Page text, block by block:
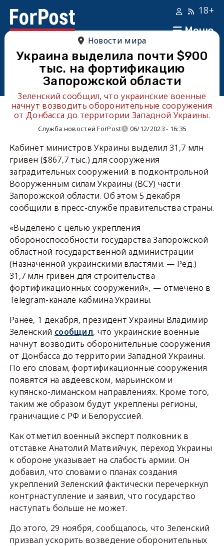
Меню
18+
Новости мира
Украина выделила почти $900
тыс. на фортификацию
Запорожской области
Зеленский сообщил, что украинские военные
начнут возводить оборонительные сооружения
от Донбасса до территории Западной Украины.
Служба новостей ForPost 06/12/2023 - 16:35
Кабинет министров Украины выделил 31,7 млн
гривен ($867,7 тыс.) для сооружения
заградительных сооружений в подконтрольной
Вооруженным силам Украины (ВСУ) части
Запорожской области. Об этом 5 декабря
сообщили в пресс-службе правительства страны.
«Выделено с целью укрепления
обороноспособности государства Запорожской
областной государственной администрации
(Назначенной украинскими властями. — Ред.)
31,7 млн гривен для строительства
фортификационных сооружений», — отмечено в
Telegram-канале кабмина Украины.
Ранее, 1 декабря, президент Украины Владимир
Зеленский сообщил, что украинские военные
начнут возводить оборонительные сооружения
от Донбасса до территории Западной Украины.
По его словам, фортификационные сооружения
появятся на авдеевском, марьинском и
купянско-лиманском направлениях. Кроме того,
таким же образом будут укреплены регионы,
граничащие с РФ и Белоруссией.
Как отметил военный эксперт полковник в
отставке Анатолий Матвийчук, переход Украины
к обороне указывает на слабость армии. Он
добавил, что словами о планах создания
укреплений Зеленский фактически перечеркнул
контрнаступление и заявил, что государство
наступать больше не может.
До этого, 29 ноября, сообщалось, что Зеленский
призвал ускорить возведение оборонительных